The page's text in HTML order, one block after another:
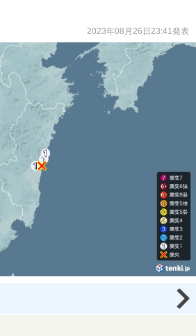
2023年08月26日23:41発表